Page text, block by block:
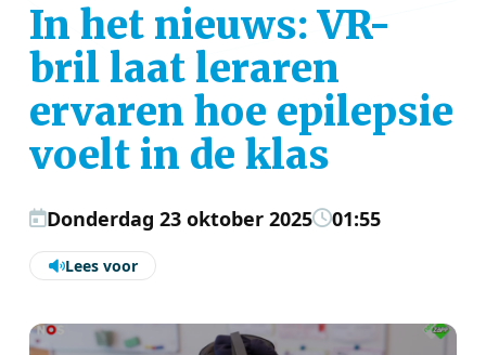
In het nieuws: VR-
bril laat leraren
ervaren hoe epilepsie
voelt in de klas
Donderdag 23 oktober 2025 01:55
Lees voor